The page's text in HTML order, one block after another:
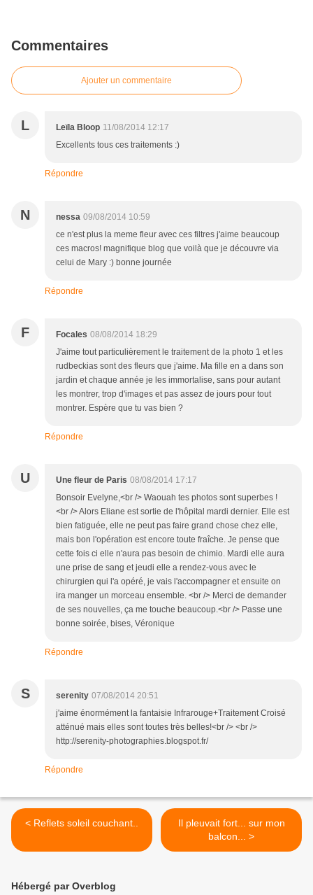
Commentaires
Ajouter un commentaire
L Leïla Bloop 11/08/2014 12:17
Excellents tous ces traitements :)
Répondre
N nessa 09/08/2014 10:59
ce n'est plus la meme fleur avec ces filtres j'aime beaucoup
ces macros! magnifique blog que voilà que je découvre via
celui de Mary :) bonne journée
Répondre
F Focales 08/08/2014 18:29
J'aime tout particulièrement le traitement de la photo 1 et les
rudbeckias sont des fleurs que j'aime. Ma fille en a dans son
jardin et chaque année je les immortalise, sans pour autant
les montrer, trop d'images et pas assez de jours pour tout
montrer. Espère que tu vas bien ?
Répondre
U Une fleur de Paris 08/08/2014 17:17
Bonsoir Evelyne,<br /> Waouah tes photos sont superbes !
<br /> Alors Eliane est sortie de l'hôpital mardi dernier. Elle est
bien fatiguée, elle ne peut pas faire grand chose chez elle,
mais bon l'opération est encore toute fraîche. Je pense que
cette fois ci elle n'aura pas besoin de chimio. Mardi elle aura
une prise de sang et jeudi elle a rendez-vous avec le
chirurgien qui l'a opéré, je vais l'accompagner et ensuite on
ira manger un morceau ensemble. <br /> Merci de demander
de ses nouvelles, ça me touche beaucoup.<br /> Passe une
bonne soirée, bises, Véronique
Répondre
S serenity 07/08/2014 20:51
j'aime énormément la fantaisie Infrarouge+Traitement Croisé
atténué mais elles sont toutes très belles!<br /> <br />
http://serenity-photographies.blogspot.fr/
Répondre
< Reflets soleil couchant..
Il pleuvait fort... sur mon
balcon... >
Hébergé par Overblog